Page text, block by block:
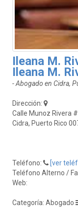
Ileana M.
Ileana M.
- Abogado en Cidra,
Dirección:
Calle Munoz Rivera
Cidra, Puerto Rico
Teléfono:
[ver
Teléfono Alterno /
Web:
Categoría: Abogado